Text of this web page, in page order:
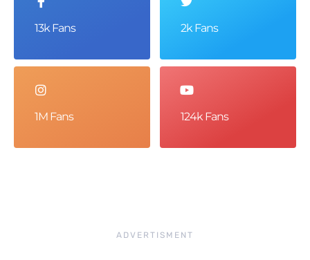
13k Fans 2k Fans
1M Fans 124k Fans
ADVERTISMENT